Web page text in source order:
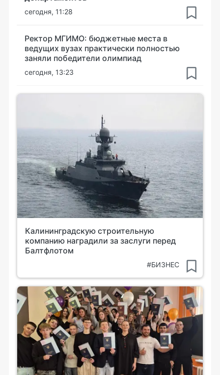
сегодня, 11:28
Ректор МГИМО: бюджетные места в
ведущих вузах практически полностью
заняли победители олимпиад
сегодня, 13:23
Калининградскую строительную
компанию наградили за заслуги перед
Балтфлотом
#БИЗНЕС